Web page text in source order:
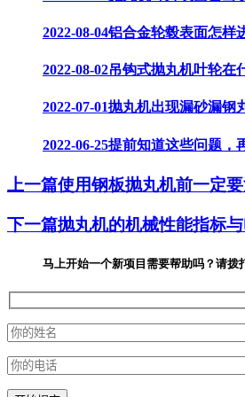
2022-08-04铝合金轮毂表面怎样
2022-08-02吊钩式抛丸机叶轮在
2022-07-01抛丸机出现漏砂漏钢
2022-06-25提前知道这些问题，
上一篇使用钢板抛丸机前一定
下一篇抛丸机的机械性能指标
马上开始一个新项目 需要帮助吗？请拨